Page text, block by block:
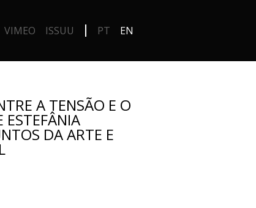
PT EN
VIMEO ISSUU
A TENSÃO E O
ESTEFÂNIA
DA ARTE E